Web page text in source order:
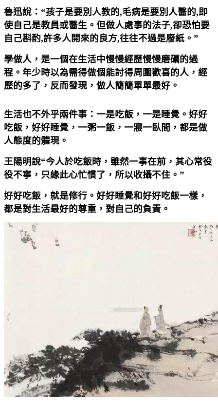
魯迅說：“孩子是要別人教的,毛病是要別人醫的,即
使自己是教員或醫生。但做人處事的法子,卻恐怕要
自己斟酌,許多人開來的良方,往往不過是廢紙。”
學做人，是一個在生活中慢慢經歷慢慢磨礪的過
程。年少時以為需得做個能討得周圍歡喜的人，經
歷的多了，反而發現，做人簡簡單單最好。
生活也不外乎兩件事：一是吃飯，一是睡覺。好好
吃飯，好好睡覺，一粥一飯，一寢一臥間，都是做
人態度的體現。
王陽明說“今人於吃飯時，雖然一事在前，其心常役
役不寧，只緣此心忙慣了，所以收攝不住。”
好好吃飯，就是修行。好好睡覺和好好吃飯一樣，
都是對生活最好的尊重，對自己的負責。